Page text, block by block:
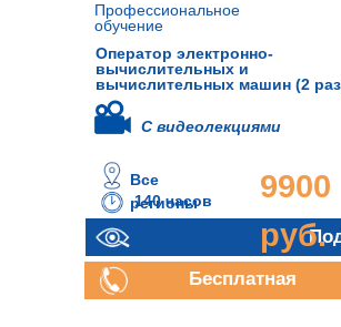
Оператор электронно-
вычислительных и
вычислительных машин (2
Все
регионы
Профессиональное
обучение
Бесплатная
140 часов
9900
руб.
С видеолекциями